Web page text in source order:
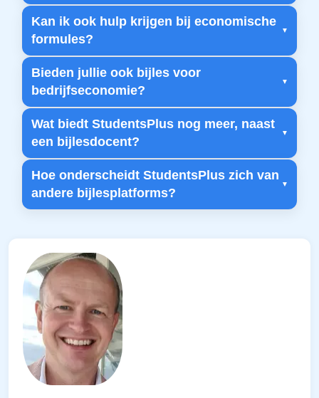
Kan ik ook hulp krijgen bij economische
formules?
Bieden jullie ook bijles voor
bedrijfseconomie?
Wat biedt StudentsPlus nog meer, naast
een bijlesdocent?
Hoe onderscheidt StudentsPlus zich van
andere bijlesplatforms?